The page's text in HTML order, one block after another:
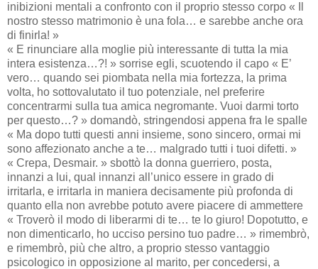
inibizioni mentali a confronto con il proprio stesso corpo « Il
nostro stesso matrimonio è una fola… e sarebbe anche ora
di finirla! »
« E rinunciare alla moglie più interessante di tutta la mia
intera esistenza…?! » sorrise egli, scuotendo il capo « E’
vero… quando sei piombata nella mia fortezza, la prima
volta, ho sottovalutato il tuo potenziale, nel preferire
concentrarmi sulla tua amica negromante. Vuoi darmi torto
per questo…? » domandò, stringendosi appena fra le spalle
« Ma dopo tutti questi anni insieme, sono sincero, ormai mi
sono affezionato anche a te… malgrado tutti i tuoi difetti. »
« Crepa, Desmair. » sbottò la donna guerriero, posta,
innanzi a lui, qual innanzi all’unico essere in grado di
irritarla, e irritarla in maniera decisamente più profonda di
quanto ella non avrebbe potuto avere piacere di ammettere
« Troverò il modo di liberarmi di te… te lo giuro! Dopotutto, e
non dimenticarlo, ho ucciso persino tuo padre… » rimembrò,
e rimembrò, più che altro, a proprio stesso vantaggio
psicologico in opposizione al marito, per concedersi, a